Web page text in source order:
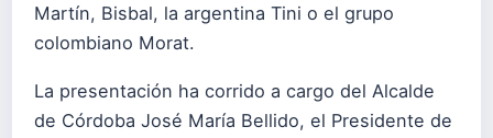
Martín, Bisbal, la argentina Tini o el grupo
colombiano Morat.
La presentación ha corrido a cargo del Alcalde
de Córdoba José María Bellido, el Presidente de